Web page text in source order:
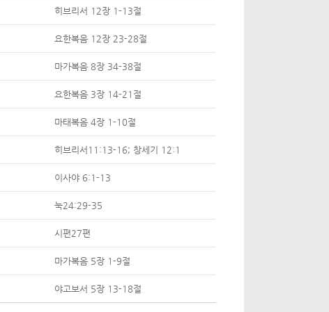
히브리서 12장 1-13절
요한복음 12장 23-28절
마가복음 8장 34-38절
요한복음 3장 14-21절
마태복음 4장 1-10절
히브리서11:13-16; 창세기 12:1
이사야 6:1-13
눅24:29-35
시편27편
마가복음 5장 1-9절
야고보서 5장 13-18절